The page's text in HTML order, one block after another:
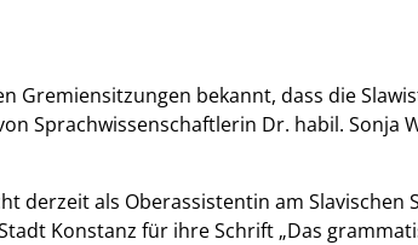
Gremiensitzungen bekannt, dass die
Sprachwissenschaftlerin Dr. habil. Sonja
derzeit als Oberassistentin am
Konstanz für ihre Schrift „Das